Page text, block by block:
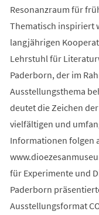
Resonanzraum für
Thematisch inspiriert
langjährigen
Lehrstuhl für
Paderborn, der im
Ausstellungsthema
deutet die Zeichen
vielfältigen und
Informationen folgen
für Experimente und
Paderborn
Ausstellungsformat